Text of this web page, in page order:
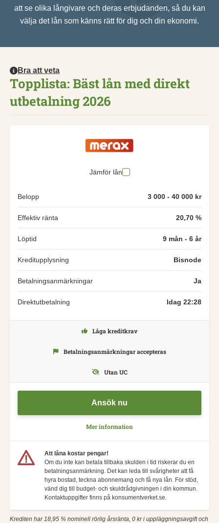
att se olika långivare och deras erbjudanden, så du kan
välja det lån som känns rätt för dig och din ekonomi.
Topplista: Bäst lån med direkt
utbetalning 2026
Bra att veta
Jämför lån
Belopp 3 000 - 40 000 kr
Effektiv ränta 20,70 %
Löptid 9 mån - 6 år
Kreditupplysning Bisnode
Betalningsanmärkningar Ja
Direktutbetalning Idag 22:28
Ansök nu
Mer information
Låga kreditkrav
Betalningsanmärkningar accepteras
Utan UC
Att låna kostar pengar!
Om du inte kan betala tillbaka skulden i tid riskerar du en
betalningsanmärkning. Det kan leda till svårigheter att få
hyra bostad, teckna abonnemang och få nya lån. För stöd,
vänd dig till budget- och skuldrådgivningen i din kommun.
Kontaktuppgifter finns på konsumentverket.se.
Krediten har 18,95 % nominell rörlig årsränta, 0 kr i uppläggningsavgift och